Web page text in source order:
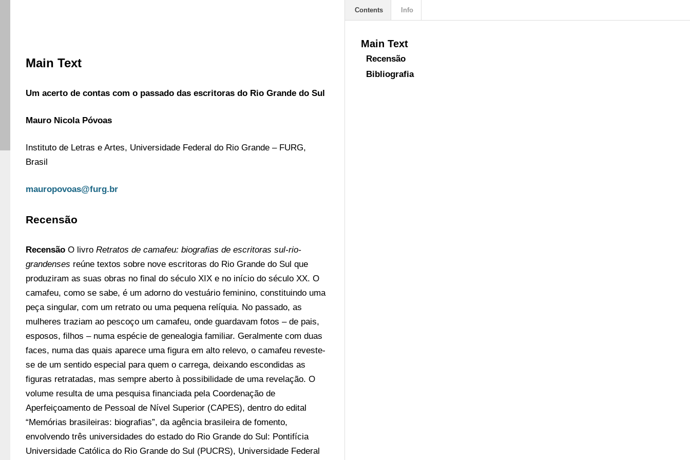
Main Text
Um acerto de contas com o passado das escritoras do Rio Grande do Sul
Mauro Nicola Póvoas
Instituto de Letras e Artes, Universidade Federal do Rio Grande – FURG,
Brasil
mauropovoas@furg.br
Recensão
Recensão O livro Retratos de camafeu: biografias de escritoras sul-rio-
grandenses reúne textos sobre nove escritoras do Rio Grande do Sul que
produziram as suas obras no final do século XIX e no início do século XX. O
camafeu, como se sabe, é um adorno do vestuário feminino, constituindo uma
peça singular, com um retrato ou uma pequena relíquia. No passado, as
mulheres traziam ao pescoço um camafeu, onde guardavam fotos – de pais,
esposos, filhos – numa espécie de genealogia familiar. Geralmente com duas
faces, numa das quais aparece uma figura em alto relevo, o camafeu reveste-
se de um sentido especial para quem o carrega, deixando escondidas as
figuras retratadas, mas sempre aberto à possibilidade de uma revelação. O
volume resulta de uma pesquisa financiada pela Coordenação de
Aperfeiçoamento de Pessoal de Nível Superior (CAPES), dentro do edital
“Memórias brasileiras: biografias”, da agência brasileira de fomento,
envolvendo três universidades do estado do Rio Grande do Sul: Pontifícia
Universidade Católica do Rio Grande do Sul (PUCRS), Universidade Federal
Main Text
Recensão
Bibliografia
Contents Info